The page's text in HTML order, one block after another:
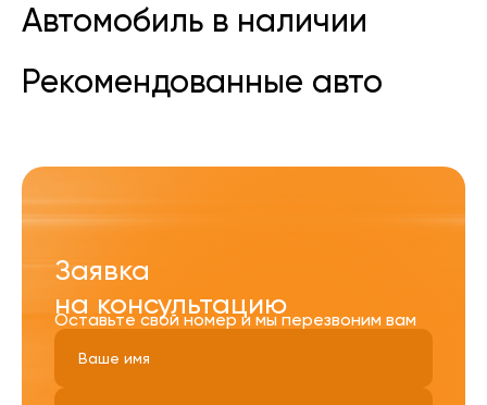
Автомобиль в наличии
Рекомендованные авто
Заявка
на консультацию
Оставьте свой номер и мы перезвоним вам